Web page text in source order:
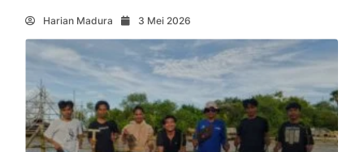
Harian Madura 3 Mei 2026